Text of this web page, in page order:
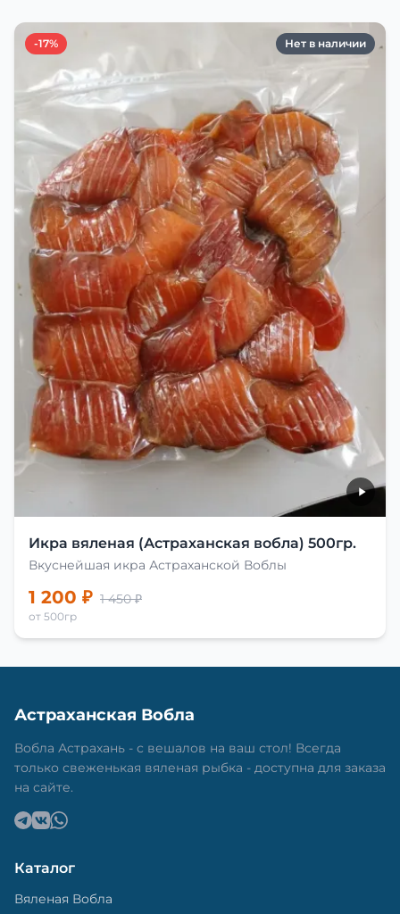
-17% Нет в наличии
Икра вяленая (Астраханская вобла) 500гр.
Вкуснейшая икра Астраханской Воблы
1 200 ₽ 1 450 ₽
от 500гр
Астраханская Вобла
Вобла Астрахань - с вешалов на ваш стол! Всегда
только свеженькая вяленая рыбка - доступна для заказа
на сайте.
Каталог
Вяленая Вобла